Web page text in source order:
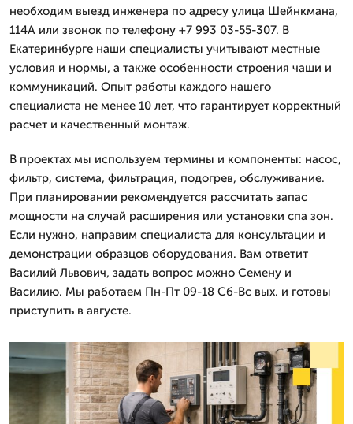
необходим выезд инженера по адресу улица Шейнкмана,
114А или звонок по телефону +7 993 03-55-307. В
Екатеринбурге наши специалисты учитывают местные
условия и нормы, а также особенности строения чаши и
коммуникаций. Опыт работы каждого нашего
специалиста не менее 10 лет, что гарантирует корректный
расчет и качественный монтаж.
В проектах мы используем термины и компоненты: насос,
фильтр, система, фильтрация, подогрев, обслуживание.
При планировании рекомендуется рассчитать запас
мощности на случай расширения или установки спа зон.
Если нужно, направим специалиста для консультации и
демонстрации образцов оборудования. Вам ответит
Василий Львович, задать вопрос можно Семену и
Василию. Мы работаем Пн-Пт 09-18 Сб-Вс вых. и готовы
приступить в августе.